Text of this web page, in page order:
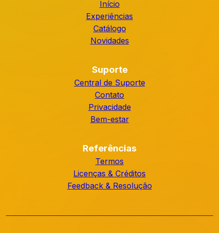
Início
Experiências
Catálogo
Novidades
Suporte
Central de Suporte
Contato
Privacidade
Bem-estar
Referências
Termos
Licenças & Créditos
Feedback & Resolução